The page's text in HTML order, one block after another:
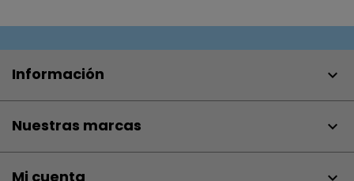
Información 
Nuestras marcas 
Mi cuenta